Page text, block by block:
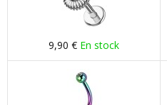
9,90 € En stock